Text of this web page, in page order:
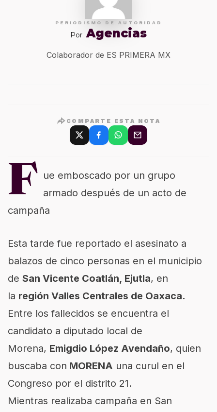
PERIODISMO DE AUTORIDAD
Por Agencias
Colaborador de ES PRIMERA MX
COMPARTE ESTA NOTA
F ue emboscado por un grupo
armado después de un acto de
campaña
Esta tarde fue reportado el asesinato a
balazos de cinco personas en el municipio
de San Vicente Coatlán, Ejutla, en
la región Valles Centrales de Oaxaca.
Entre los fallecidos se encuentra el
candidato a diputado local de
Morena, Emigdio López Avendaño, quien
buscaba con MORENA una curul en el
Congreso por el distrito 21.
Mientras realizaba campaña en San